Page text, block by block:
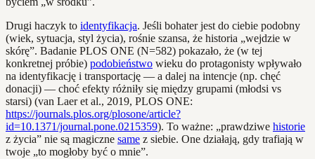
Drugi haczyk to identyfikacja. Jeśli bohater jest do ciebie podobny
(wiek, sytuacja, styl życia), rośnie szansa, że historia „wejdzie w
skórę”. Badanie PLOS ONE (N=582) pokazało, że (w tej
konkretnej próbie) podobieństwo wieku do protagonisty wpływało
na identyfikację i transportację — a dalej na intencje (np. chęć
donacji) — choć efekty różniły się między grupami (młodsi vs
starsi) (van Laer et al., 2019, PLOS ONE:
https://journals.plos.org/plosone/article?
id=10.1371/journal.pone.0215359). To ważne: „prawdziwe historie
z życia” nie są magiczne same z siebie. One działają, gdy trafiają w
twoje „to mogłoby być o mnie”.